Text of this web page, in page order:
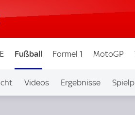
Fußball Formel 1 MotoGP
Videos Ergebnisse